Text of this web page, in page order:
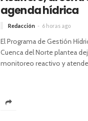
agenda hídrica
Redacción 6 horas ago
El Programa de Gestión
Cuenca del Norte plantea
monitoreo reactivo y